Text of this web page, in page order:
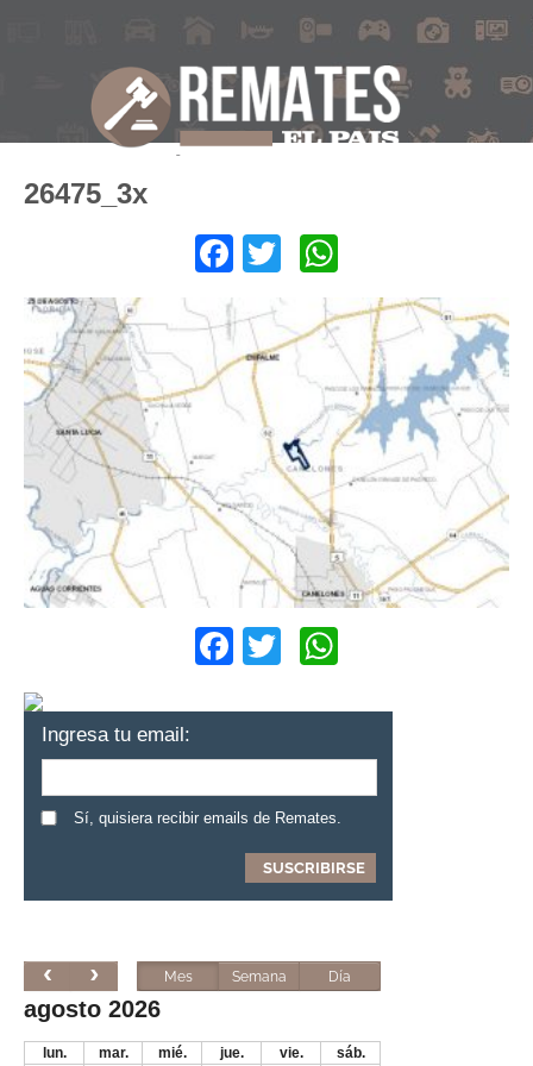
26475_3x
Facebook
Twitter
Facebook
Twitter
Ingresa tu email:
Sí, quisiera recibir emails de Remates.
Mes Semana Día
agosto 2026
lun. mar. mié. jue. vie. sáb.